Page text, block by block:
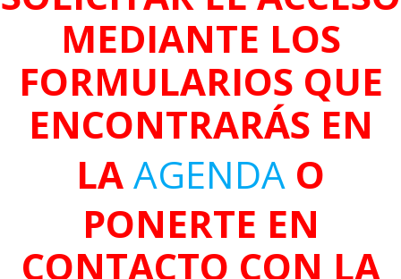
MEDIANTE LOS
FORMULARIOS QUE
ENCONTRARÁS EN
LAAGENDA O
PONERTE EN
CONTACTO CON LA